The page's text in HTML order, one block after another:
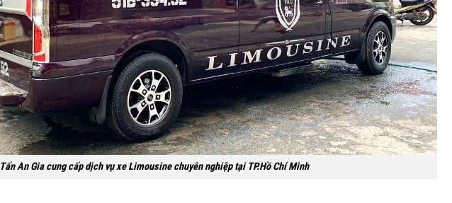
Tấn An Gia cung cấp dịch vụ xe Limousine chuyên nghiệp tại TP.Hồ Chí Minh